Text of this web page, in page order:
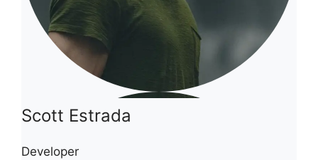
Scott Estrada
Developer